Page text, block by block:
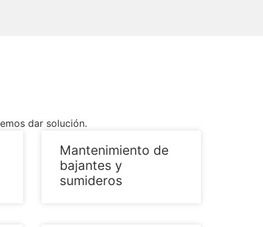
dar solución.
Mantenimiento de
bajantes y
sumideros